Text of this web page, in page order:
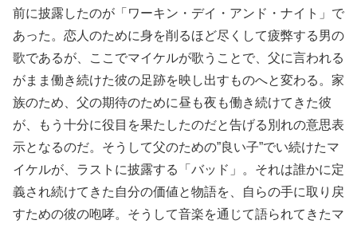
前に披露したのが「ワーキン・デイ・アンド・ナイト」で
あった。恋人のために身を削るほど尽くして疲弊する男の
歌であるが、ここでマイケルが歌うことで、父に言われる
がまま働き続けた彼の足跡を映し出すものへと変わる。家
族のため、父の期待のために昼も夜も働き続けてきた彼
が、もう十分に役目を果たしたのだと告げる別れの意思表
示となるのだ。そうして父のための”良い子”でい続けたマ
イケルが、ラストに披露する「バッド」。それは誰かに定
義され続けてきた自分の価値と物語を、自らの手に取り戻
すための彼の咆哮。そうして音楽を通じて語られてきたマ